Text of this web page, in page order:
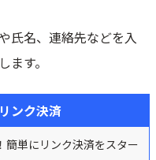
売上増加が期待できる
氏名、連絡先などを入
す。
ンク決済
簡単にリンク決済をスター